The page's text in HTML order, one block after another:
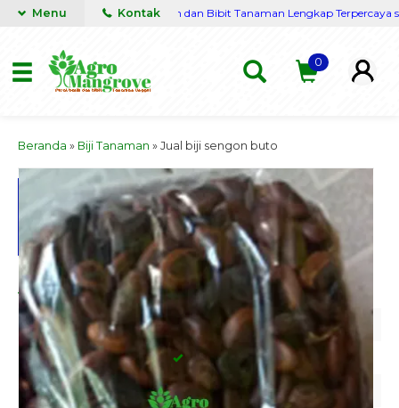
Grosir Benih dan Bibit Tanaman Lengkap Terpercaya siap
Menu Kontak
0
Beranda » Biji Tanaman » Jual biji sengon buto
Jual biji sengon buto
Kode BJSGNBT2213
Stok Tersedia (50)
Kategori Biji Tanaman